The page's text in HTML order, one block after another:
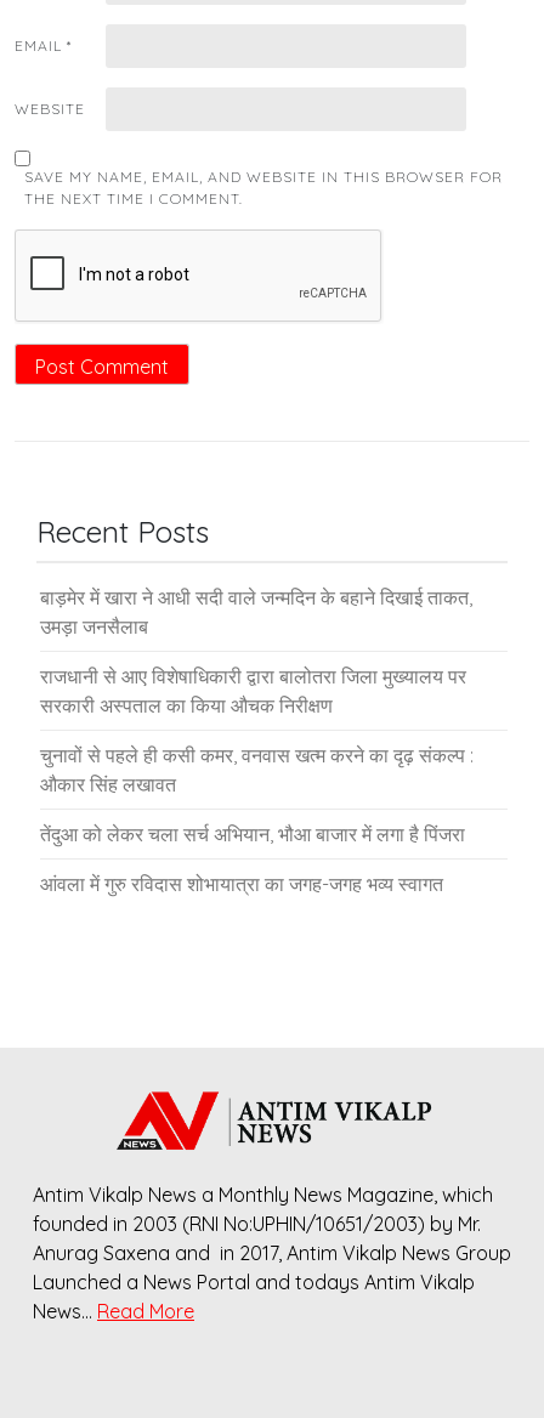
EMAIL *
WEBSITE
SAVE MY NAME, EMAIL, AND WEBSITE IN THIS BROWSER FOR
THE NEXT TIME I COMMENT.
Recent Posts
बाड़मेर में खारा ने आधी सदी वाले जन्मदिन के बहाने दिखाई ताकत,
उमड़ा जनसैलाब
राजधानी से आए विशेषाधिकारी द्वारा बालोतरा जिला मुख्यालय पर
सरकारी अस्पताल का किया औचक निरीक्षण
चुनावों से पहले ही कसी कमर, वनवास खत्म करने का दृढ़ संकल्प :
औकार सिंह लखावत
तेंदुआ को लेकर चला सर्च अभियान, भौआ बाजार में लगा है पिंजरा
आंवला में गुरु रविदास शोभायात्रा का जगह-जगह भव्य स्वागत
Antim Vikalp News a Monthly News Magazine, which
founded in 2003 (RNI No:UPHIN/10651/2003) by Mr.
Anurag Saxena and in 2017, Antim Vikalp News Group
Launched a News Portal and todays Antim Vikalp
News… Read More